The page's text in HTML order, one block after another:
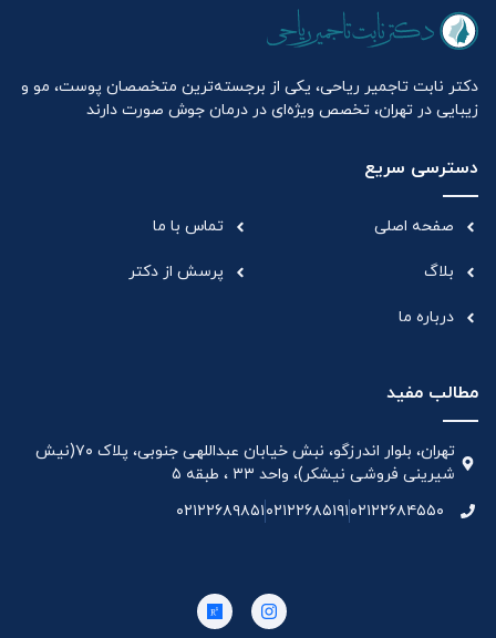
دکتر نابت تاجمیر ریاحی، یکی از برجسته‌ترین متخصصان پوست، مو و
زیبایی در تهران، تخصص ویژه‌ای در درمان جوش صورت دارند
دسترسی سریع
صفحه اصلی
بلاگ
درباره ما
تماس با ما
پرسش از دکتر
مطالب مفید
تهران، بلوار اندرزگو، نبش خیابان عبداللهی جنوبی، پلاک ۷۰(نیش
شیرینی فروشی نیشکر)، واحد ۳۳ ، طبقه ۵
۰۲۱۲۲۶۸۴۵۵۰۰۲۱۲۲۶۸۵۱۹۱۰۲۱۲۲۶۸۹۸۵۱